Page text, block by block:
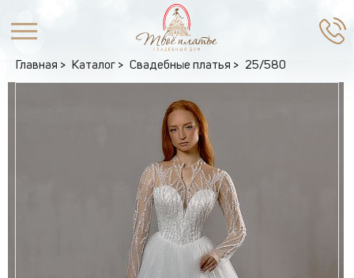
Главная Каталог Свадебные платья 25/580